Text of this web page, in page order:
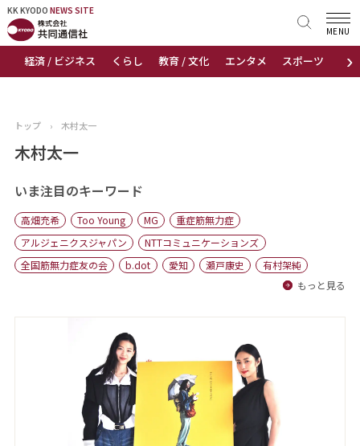
KK KYODO NEWS SITE
›
経済 / ビジネス くらし 教育 / 文化 エンタメ スポーツ 地域
MENU
KK KYODONEWS SITE
トップページ
ニュース
おすすめコンテンツ
出版物
会社概要
トップ › 木村太一
木村太一
いま注目のキーワード
高畑充希 Too Young MG
重症筋無力症
アルジェニクスジャパン
NTTコミュニケーションズ
全国筋無力症友の会
b.dot 愛知 瀬戸康史
有村架純
もっと見る